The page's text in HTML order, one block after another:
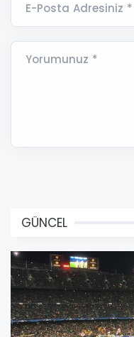
E-Posta Adresiniz *
Yorumunuz *
GÜNCEL